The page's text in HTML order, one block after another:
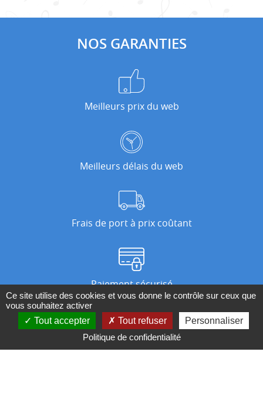
NOS GARANTIES
Meilleurs prix du web
Meilleurs délais du web
Frais de port à prix coûtant
Paiement sécurisé
Nos magasins
Ce site utilise des cookies et vous donne le contrôle sur ceux que
vous souhaitez activer
Tout accepter
Tout refuser
Personnaliser
Politique de confidentialité